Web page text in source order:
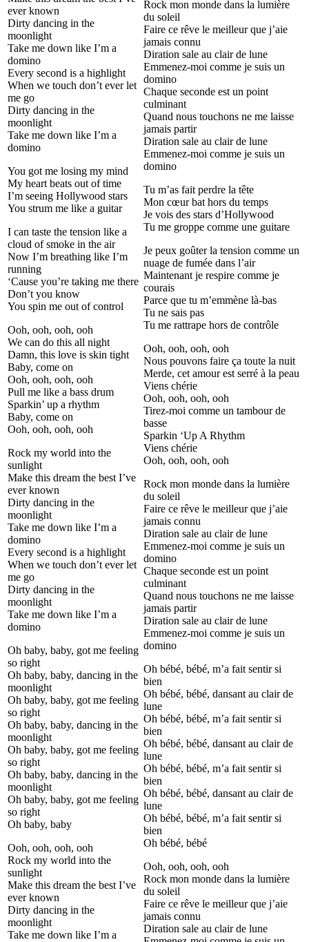
ever known
Dirty dancing in the
moonlight
Take me down like I’m a
domino
Every second is a highlight
When we touch don’t ever let
me go
Dirty dancing in the
moonlight
Take me down like I’m a
domino
You got me losing my mind
My heart beats out of time
I’m seeing Hollywood stars
You strum me like a guitar
I can taste the tension like a
cloud of smoke in the air
Now I’m breathing like I’m
running
‘Cause you’re taking me there
Don’t you know
You spin me out of control
Ooh, ooh, ooh, ooh
We can do this all night
Damn, this love is skin tight
Baby, come on
Ooh, ooh, ooh, ooh
Pull me like a bass drum
Sparkin’ up a rhythm
Baby, come on
Ooh, ooh, ooh, ooh
Rock my world into the
sunlight
Make this dream the best I’ve
ever known
Dirty dancing in the
moonlight
Take me down like I’m a
domino
Every second is a highlight
When we touch don’t ever let
me go
Dirty dancing in the
moonlight
Take me down like I’m a
domino
Oh baby, baby, got me feeling
so right
Oh baby, baby, dancing in the
moonlight
Oh baby, baby, got me feeling
so right
Oh baby, baby, dancing in the
moonlight
Oh baby, baby, got me feeling
so right
Oh baby, baby, dancing in the
moonlight
Oh baby, baby, got me feeling
so right
Oh baby, baby
Ooh, ooh, ooh, ooh
Rock my world into the
sunlight
Make this dream the best I’ve
ever known
Dirty dancing in the
moonlight
Take me down like I’m a
Rock mon monde dans la lumière
du soleil
Faire ce rêve le meilleur que j’aie
jamais connu
Diration sale au clair de lune
Emmenez-moi comme je suis un
domino
Chaque seconde est un point
culminant
Quand nous touchons ne me laisse
jamais partir
Diration sale au clair de lune
Emmenez-moi comme je suis un
domino
Tu m’as fait perdre la tête
Mon cœur bat hors du temps
Je vois des stars d’Hollywood
Tu me groppe comme une guitare
Je peux goûter la tension comme un
nuage de fumée dans l’air
Maintenant je respire comme je
courais
Parce que tu m’emmène là-bas
Tu ne sais pas
Tu me rattrape hors de contrôle
Ooh, ooh, ooh, ooh
Nous pouvons faire ça toute la nuit
Merde, cet amour est serré à la peau
Viens chérie
Ooh, ooh, ooh, ooh
Tirez-moi comme un tambour de
basse
Sparkin ‘Up A Rhythm
Viens chérie
Ooh, ooh, ooh, ooh
Rock mon monde dans la lumière
du soleil
Faire ce rêve le meilleur que j’aie
jamais connu
Diration sale au clair de lune
Emmenez-moi comme je suis un
domino
Chaque seconde est un point
culminant
Quand nous touchons ne me laisse
jamais partir
Diration sale au clair de lune
Emmenez-moi comme je suis un
domino
Oh bébé, bébé, m’a fait sentir si
bien
Oh bébé, bébé, dansant au clair de
lune
Oh bébé, bébé, m’a fait sentir si
bien
Oh bébé, bébé, dansant au clair de
lune
Oh bébé, bébé, m’a fait sentir si
bien
Oh bébé, bébé, dansant au clair de
lune
Oh bébé, bébé, m’a fait sentir si
bien
Oh bébé, bébé
Ooh, ooh, ooh, ooh
Rock mon monde dans la lumière
du soleil
Faire ce rêve le meilleur que j’aie
jamais connu
Diration sale au clair de lune